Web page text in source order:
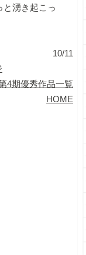
湧き起こっ
10/11
4期優秀作品一覧
HOME